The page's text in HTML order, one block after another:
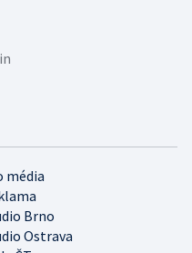
média
Brno
Ostrava